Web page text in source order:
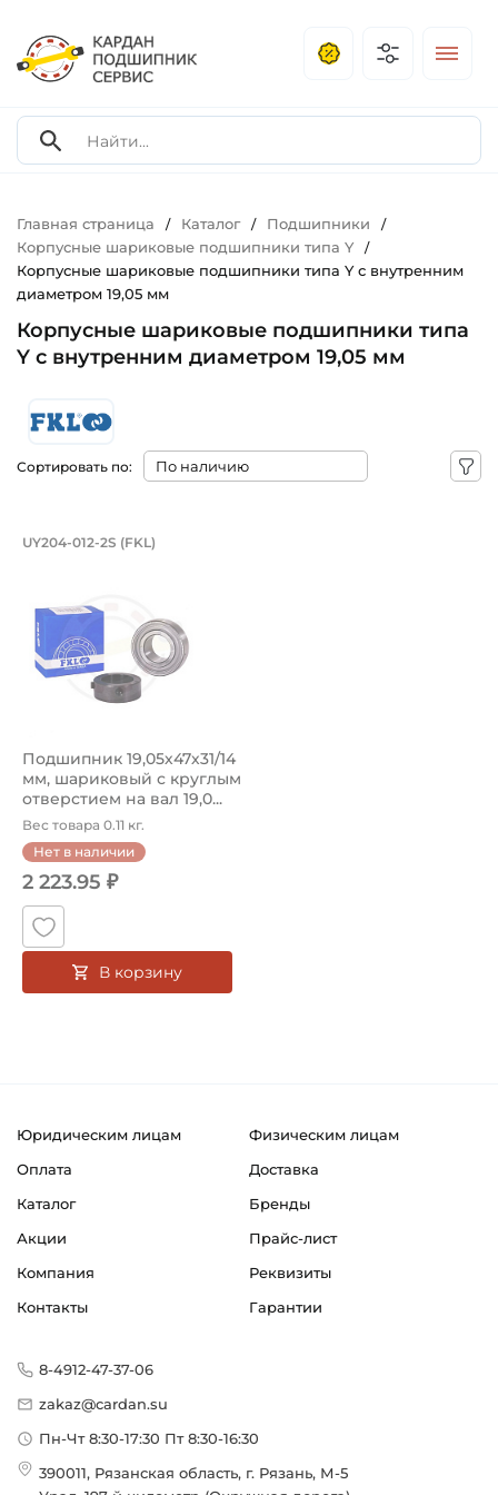
Главная страница / Каталог / Подшипники /
Корпусные шариковые подшипники типа Y /
Корпусные шариковые подшипники типа Y с внутренним
диаметром 19,05 мм
Корпусные шариковые подшипники типа
Y с внутренним диаметром 19,05 мм
Сортировать по:
Подшипник 19,05х47х31/14 мм,
UY204-012-2S (FKL)
Подшипник 19,05х47х31/14
мм, шариковый с круглым
отверстием на вал 19,0...
Вес товара 0.11 кг.
Нет в наличии
2 223.95 ₽
В корзину
Юридическим лицам
Физическим лицам
Оплата
Доставка
Каталог
Бренды
Акции
Прайс-лист
Компания
Реквизиты
Контакты
Гарантии
8-4912-47-37-06
zakaz@cardan.su
Пн-Чт 8:30-17:30 Пт 8:30-16:30
390011, Рязанская область, г. Рязань, М-5